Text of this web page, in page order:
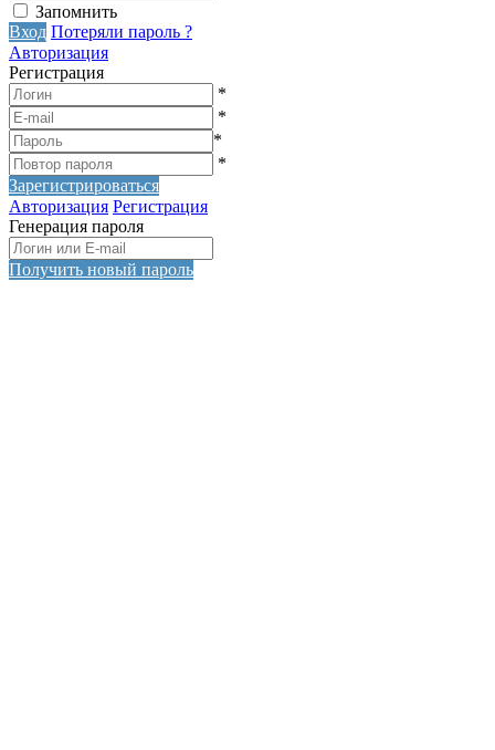
Запомнить
Вход Потеряли пароль ?
Авторизация
Регистрация
*
*
*
*
Зарегистрироваться
Авторизация Регистрация
Генерация пароля
Получить новый пароль